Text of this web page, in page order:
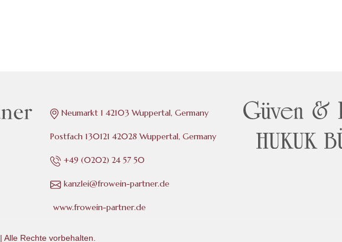
Neumarkt 1 42103 Wuppertal, Germany
Postfach 130121 42028 Wuppertal, Germany
+49 (0202) 24 57 50
kanzlei@frowein-partner.de
www.frowein-partner.de
| Alle Rechte vorbehalten.